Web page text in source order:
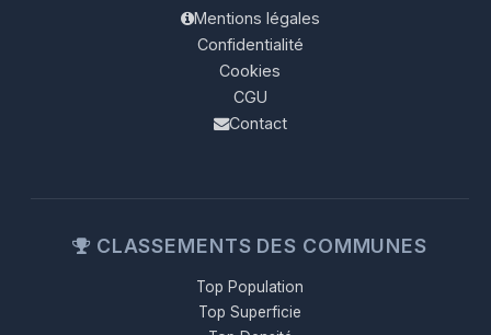
Mentions légales
Confidentialité
Cookies
CGU
Contact
CLASSEMENTS DES COMMUNES
Top Population
Top Superficie